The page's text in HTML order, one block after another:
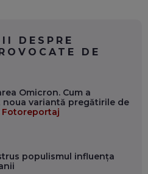
DESPRE
DE
Omicron. Cum a
noua variantă pregătirile de
Fotoreportaj
populismul influența